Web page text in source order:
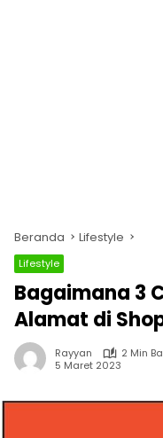
Beranda Lifestyle
Lifestyle
Bagaimana 3
Alamat di
Rayyan
2 Min
5 Maret 2023